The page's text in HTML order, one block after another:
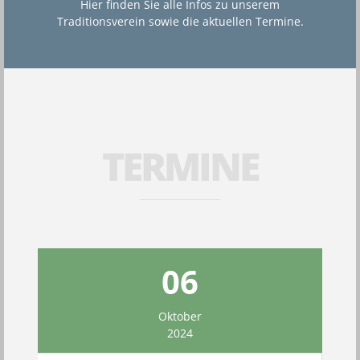
Hier finden Sie alle Infos zu unserem
Traditionsverein sowie die aktuellen Termine.
06
Oktober
2024